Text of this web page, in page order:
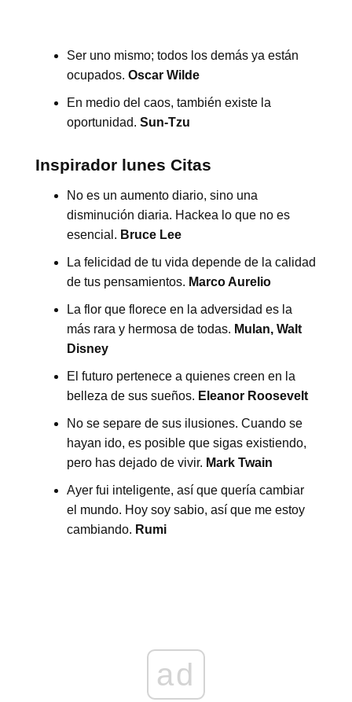
Ser uno mismo; todos los demás ya están
ocupados. Oscar Wilde
En medio del caos, también existe la
oportunidad. Sun-Tzu
Inspirador lunes Citas
No es un aumento diario, sino una
disminución diaria. Hackea lo que no es
esencial. Bruce Lee
La felicidad de tu vida depende de la calidad
de tus pensamientos. Marco Aurelio
La flor que florece en la adversidad es la
más rara y hermosa de todas. Mulan, Walt
Disney
El futuro pertenece a quienes creen en la
belleza de sus sueños. Eleanor Roosevelt
No se separe de sus ilusiones. Cuando se
hayan ido, es posible que sigas existiendo,
pero has dejado de vivir. Mark Twain
Ayer fui inteligente, así que quería cambiar
el mundo. Hoy soy sabio, así que me estoy
cambiando. Rumi
ad